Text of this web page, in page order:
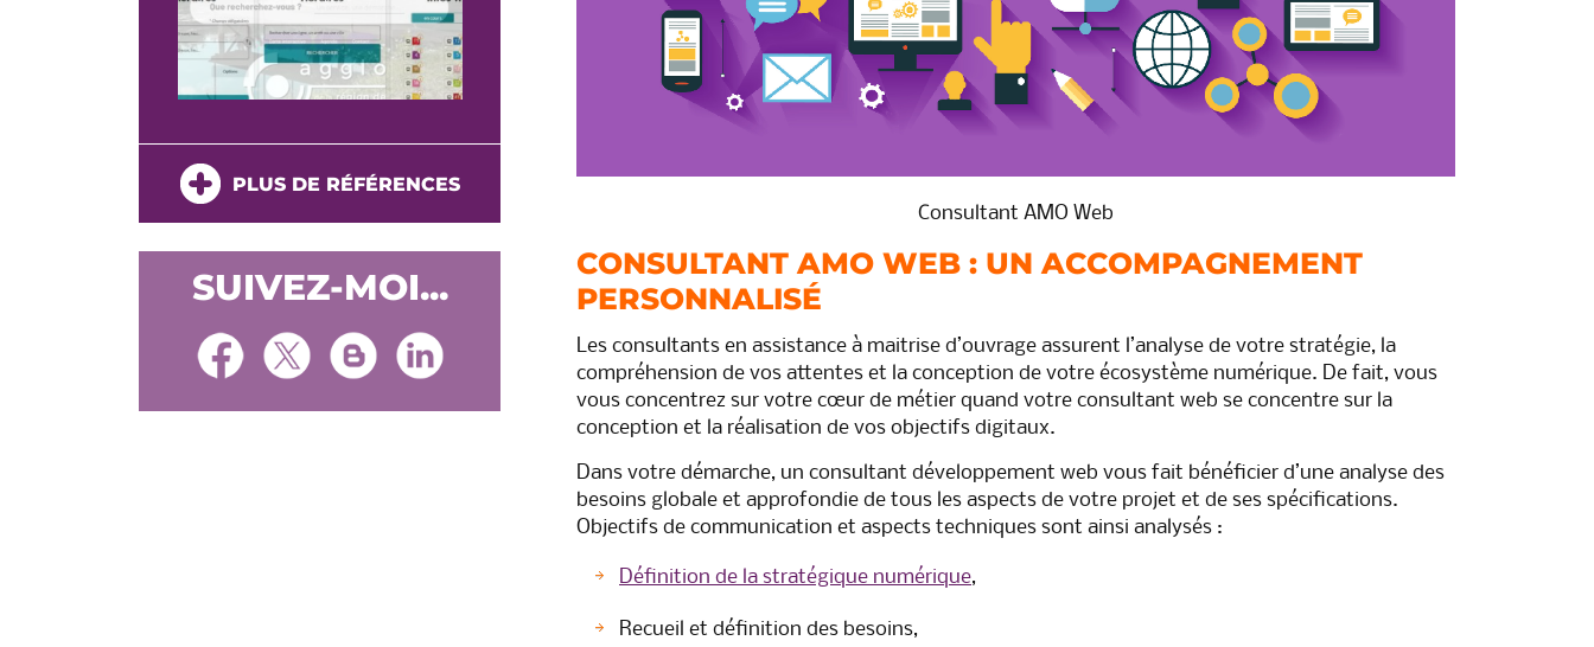
Consultant AMO Web
CONSULTANT AMO WEB : UN ACCOMPAGNEMENT
PERSONNALISÉ
Les consultants en assistance à maitrise d’ouvrage assurent l’analyse de votre stratégie, la
compréhension de vos attentes et la conception de votre écosystème numérique. De fait, vous
vous concentrez sur votre cœur de métier quand votre consultant web se concentre sur la
conception et la réalisation de vos objectifs digitaux.
Dans votre démarche, un consultant développement web vous fait bénéficier d’une analyse des
besoins globale et approfondie de tous les aspects de votre projet et de ses spécifications.
Objectifs de communication et aspects techniques sont ainsi analysés :
Définition de la stratégique numérique,
Recueil et définition des besoins,
PLUS DE RÉFÉRENCES
SUIVEZ-MOI...